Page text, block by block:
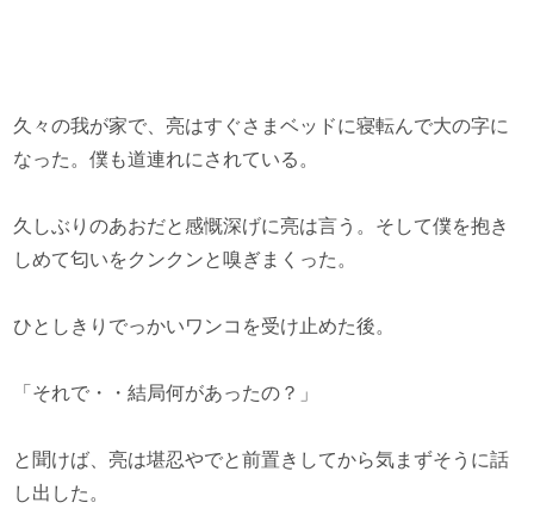
久々の我が家で、亮はすぐさまベッドに寝転んで大の字に
なった。僕も道連れにされている。
久しぶりのあおだと感慨深げに亮は言う。そして僕を抱き
しめて匂いをクンクンと嗅ぎまくった。
ひとしきりでっかいワンコを受け止めた後。
「それで・・結局何があったの？」
と聞けば、亮は堪忍やでと前置きしてから気まずそうに話
し出した。